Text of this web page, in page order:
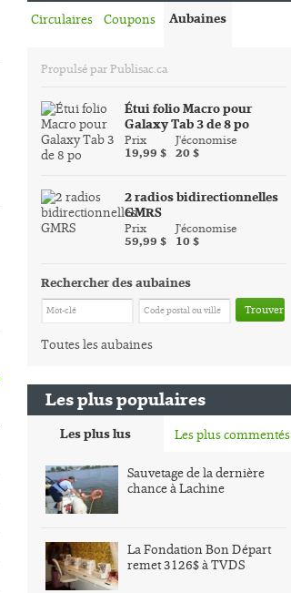
Circulaires Coupons Aubaines
Propulsé par Publisac.ca
Étui folio Macro pour
Galaxy Tab 3 de 8 po
Prix
19,99 $
J'économise
20 $
2 radios bidirectionnelles
GMRS
Prix
59,99 $
J'économise
10 $
Rechercher des aubaines
Trouver
Toutes les aubaines
Les plus populaires
Les plus lus Les plus commentés
Sauvetage de la dernière
chance à Lachine
La Fondation Bon Départ
remet 3126$ à TVDS